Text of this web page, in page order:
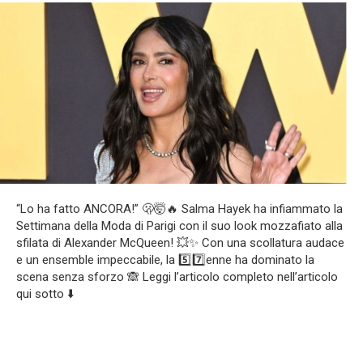
“Lo ha fatto ANCORA!” 🫢🤯🔥 Salma Hayek ha infiammato la
Settimana della Moda di Parigi con il suo look mozzafiato alla
sfilata di Alexander McQueen! 💥✨ Con una scollatura audace
e un ensemble impeccabile, la 5️⃣7️⃣enne ha dominato la
scena senza sforzo 🙈 Leggi l’articolo completo nell’articolo
qui sotto ⬇️